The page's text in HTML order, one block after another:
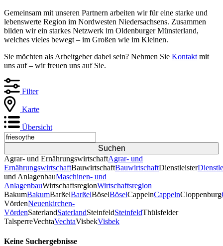
Gemeinsam mit unseren Partnern arbeiten wir für eine starke und
lebenswerte Region im Nordwesten Niedersachsens. Zusammen
bilden wir ein starkes Netzwerk im Oldenburger Münsterland,
welches vieles bewegt – im Großen wie im Kleinen.
Sie möchten als Arbeitgeber dabei sein? Nehmen Sie Kontakt mit
uns auf – wir freuen uns auf Sie.
Filter
Karte
Übersicht
Agrar- und ErnährungswirtschaftAgrar- und
ErnährungswirtschaftBauwirtschaftBauwirtschaftDienstleister
und AnlagenbauMaschinen- und
AnlagenbauWirtschaftsregionWirtschaftsregion
BakumBakumBarßelBarßelBöselBöselCappelnCappelnCloppenburg
VördenNeuenkirchen-
VördenSaterlandSaterlandSteinfeldSteinfeldThülsfelder
TalsperreVechtaVechtaVisbekVisbek
Keine Suchergebnisse